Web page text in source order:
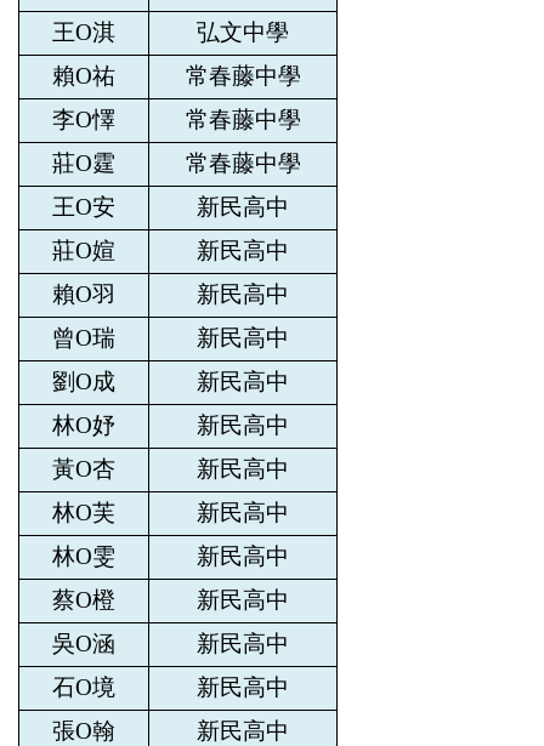
王O淇
弘文中學
賴O祐
常春藤中學
李O懌
常春藤中學
莊O霆
常春藤中學
王O安
新民高中
莊O媗
新民高中
賴O羽
新民高中
曾O瑞
新民高中
劉O成
新民高中
林O妤
新民高中
黃O杏
新民高中
林O芙
新民高中
林O雯
新民高中
蔡O橙
新民高中
吳O涵
新民高中
石O境
新民高中
張O翰
新民高中